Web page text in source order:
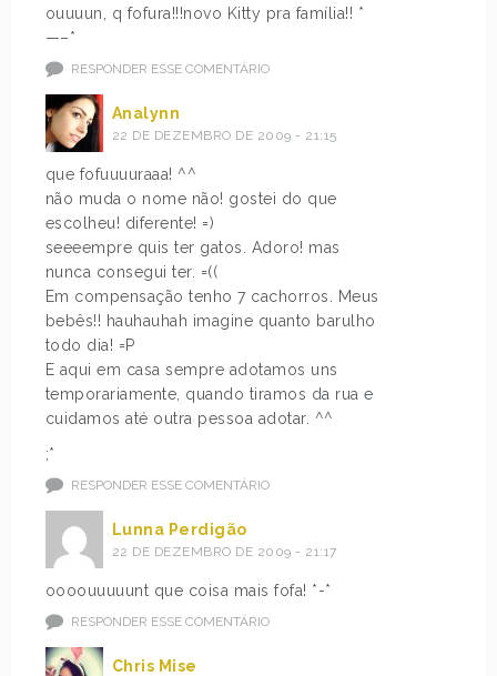
ouuuun, q fofura!!!novo Kitty pra família!! *
—–*
RESPONDER ESSE COMENTÁRIO
Analynn
22 DE DEZEMBRO DE 2009 - 21:15
que fofuuuuraaa! ^^
não muda o nome não! gostei do que
escolheu! diferente! =)
seeeempre quis ter gatos. Adoro! mas
nunca consegui ter. =((
Em compensação tenho 7 cachorros. Meus
bebês!! hauhauhah imagine quanto barulho
todo dia! =P
E aqui em casa sempre adotamos uns
temporariamente, quando tiramos da rua e
cuidamos até outra pessoa adotar. ^^
;*
RESPONDER ESSE COMENTÁRIO
Lunna Perdigão
22 DE DEZEMBRO DE 2009 - 21:17
oooouuuuunt que coisa mais fofa! *-*
RESPONDER ESSE COMENTÁRIO
Chris Mise